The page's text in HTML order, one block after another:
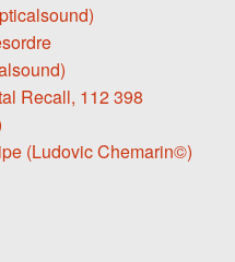
Recall, 112 398
(Ludovic Chemarin©)